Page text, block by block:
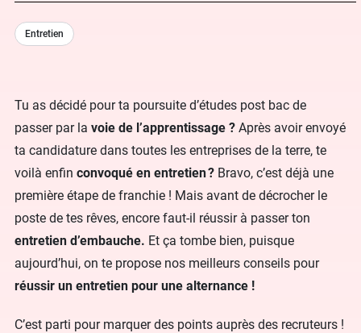
Tu as décidé pour ta poursuite d’études post bac de
passer par la voie de l’apprentissage ? Après avoir envoyé
ta candidature dans toutes les entreprises de la terre, te
voilà enfin convoqué en entretien ? Bravo, c’est déjà une
première étape de franchie ! Mais avant de décrocher le
poste de tes rêves, encore faut-il réussir à passer ton
entretien d’embauche. Et ça tombe bien, puisque
aujourd’hui, on te propose nos meilleurs conseils pour
réussir un entretien pour une alternance !
C’est parti pour marquer des points auprès des recruteurs !
Entretien